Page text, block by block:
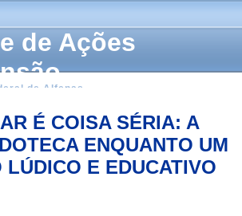
de Ações
de Alfenas
É COISA SÉRIA: A
ENQUANTO UM
LÚDICO E EDUCATIVO